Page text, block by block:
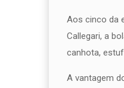
Aos cinco da
Callegari, a
canhota,
A vantagem